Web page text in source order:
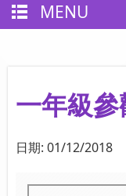
MENU
一年級
日期: 01/12/2018